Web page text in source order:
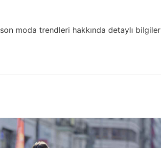
son moda trendleri hakkında detaylı bilgiler